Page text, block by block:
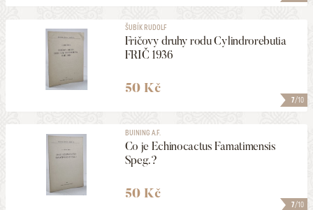
7/10
ŠUBÍK RUDOLF
Fričovy druhy rodu Cylindrorebutia
FRIČ 1936
50 Kč
7/10
BUINING A.F.
Co je Echinocactus Famatimensis
Speg.?
50 Kč